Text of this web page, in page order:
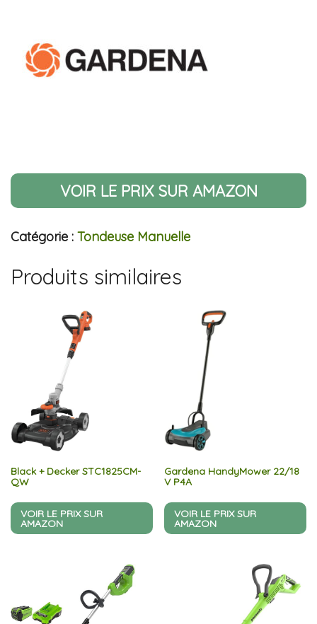
VOIR LE PRIX SUR AMAZON
Catégorie : Tondeuse Manuelle
Produits similaires
Black + Decker STC1825CM-
QW
VOIR LE PRIX SUR
AMAZON
Gardena HandyMower 22/18
V P4A
VOIR LE PRIX SUR
AMAZON